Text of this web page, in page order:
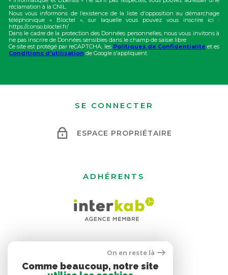
réclamation à la CNIL.
Nous vous informons de l’existence de la liste d'opposition au démarchage
téléphonique « Bloctel », sur laquelle vous pouvez vous inscrire ici :
https://conso.bloctel.fr/
Dans le cadre de la protection des Données personnelles, nous vous invitons à
ne pas inscrire de Données sensibles dans le champ de saisie libre
Ce site est protégé par reCAPTCHA, les Politiques de Confidentialité et es
Conditions d'utilisation de Google s'appliquent.
SE CONNECTER
ESPACE PROPRIÉTAIRE
ADHÉRENTS
On en reste là
Comme beaucoup, notre site